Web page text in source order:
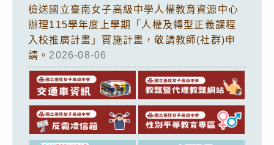
檢送國立臺南女子高級中學人權教育資源中心
辦理115學年度上學期「人權及轉型正義課程
入校推廣計畫」實施計畫，敬請教師(社群)申
請。 2026-08-06